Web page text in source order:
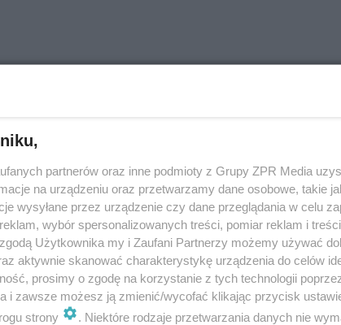
partnerów oraz inne podmioty z Grupy ZPR Media
na urządzeniu oraz przetwarzamy dane osobowe, takie
wysyłane przez urządzenie czy dane przeglądania w celu
wybór spersonalizowanych treści, pomiar reklam i
Użytkownika my i Zaufani Partnerzy możemy używać
aktywnie skanować charakterystykę urządzenia do celów
prosimy o zgodę na korzystanie z tych technologii
i zawsze możesz ją zmienić/wycofać klikając przycisk
strony
. Niektóre rodzaje przetwarzania danych nie